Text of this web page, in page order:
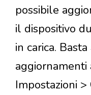
possibile
il dispositivo
in carica.
aggiornamenti
Impostazioni